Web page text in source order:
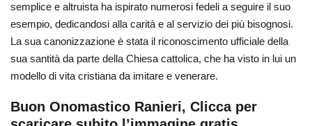
semplice e altruista ha ispirato numerosi fedeli a seguire il suo
esempio, dedicandosi alla carità e al servizio dei più bisognosi.
La sua canonizzazione è stata il riconoscimento ufficiale della
sua santità da parte della Chiesa cattolica, che ha visto in lui un
modello di vita cristiana da imitare e venerare.
Buon Onomastico Ranieri, Clicca per